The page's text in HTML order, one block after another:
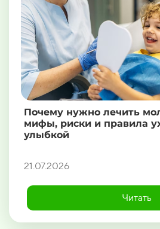
Почему нужно лечить
мифы, риски и правила
улыбкой
21.07.2026
Читать